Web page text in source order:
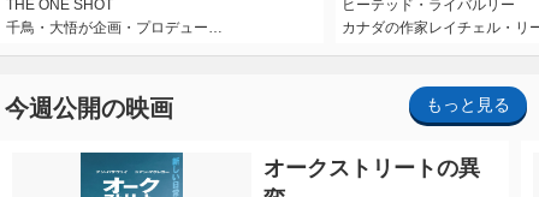
THE ONE SHOT
千鳥・大悟が企画・プロデュー…
ヒーテッド・ライバルリー
カナダの作家レイチェル・リ
今週公開の映画 もっと見る
オークストリートの異